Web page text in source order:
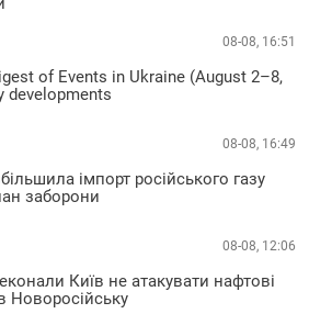
08-08, 16:51
of Events in Ukraine (August 2–8,
developments
08-08, 16:49
імпорт російського газу
заборони
08-08, 12:06
Київ не атакувати нафтові
Новоросійську